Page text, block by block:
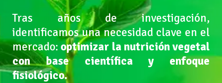
Tras años de investigación,
identificamos una necesidad clave en el
mercado: optimizar la nutrición vegetal
con base científica y enfoque
fisiológico.